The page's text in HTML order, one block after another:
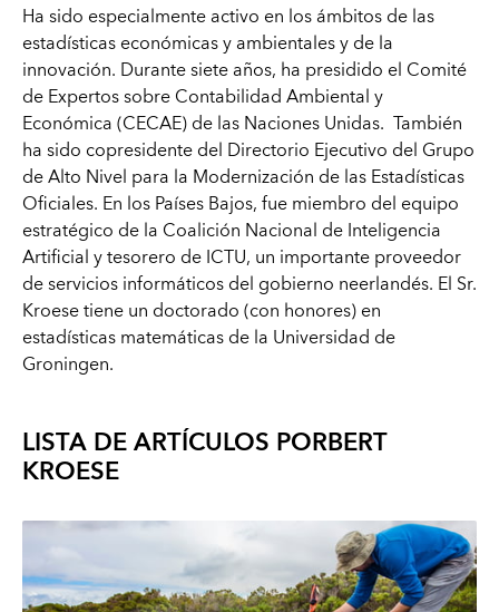
Ha sido especialmente activo en los ámbitos de las
estadísticas económicas y ambientales y de la
innovación. Durante siete años, ha presidido el Comité
de Expertos sobre Contabilidad Ambiental y
Económica (CECAE) de las Naciones Unidas. También
ha sido copresidente del Directorio Ejecutivo del Grupo
de Alto Nivel para la Modernización de las Estadísticas
Oficiales. En los Países Bajos, fue miembro del equipo
estratégico de la Coalición Nacional de Inteligencia
Artificial y tesorero de ICTU, un importante proveedor
de servicios informáticos del gobierno neerlandés. El Sr.
Kroese tiene un doctorado (con honores) en
estadísticas matemáticas de la Universidad de
Groningen.
LISTA DE ARTÍCULOS PORBERT
KROESE